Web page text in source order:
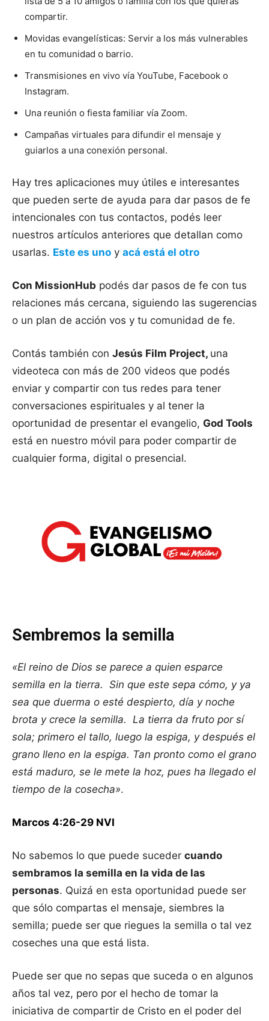
compartir.
Movidas evangelísticas: Servir a los más vulnerables
en tu comunidad o barrio.
Transmisiones en vivo vía YouTube, Facebook o
Instagram.
Una reunión o fiesta familiar vía Zoom.
Campañas virtuales para difundir el mensaje y
guiarlos a una conexión personal.
Hay tres aplicaciones muy útiles e interesantes
que pueden serte de ayuda para dar pasos de fe
intencionales con tus contactos, podés leer
nuestros artículos anteriores que detallan como
usarlas. Este es uno y acá está el otro
Con MissionHub podés dar pasos de fe con tus
relaciones más cercana, siguiendo las sugerencias
o un plan de acción vos y tu comunidad de fe.
Contás también con Jesús Film Project, una
videoteca con más de 200 videos que podés
enviar y compartir con tus redes para tener
conversaciones espirituales y al tener la
oportunidad de presentar el evangelio, God Tools
está en nuestro móvil para poder compartir de
cualquier forma, digital o presencial.
Sembremos la semilla
«El reino de Dios se parece a quien esparce
semilla en la tierra. Sin que este sepa cómo, y ya
sea que duerma o esté despierto, día y noche
brota y crece la semilla. La tierra da fruto por sí
sola; primero el tallo, luego la espiga, y después el
grano lleno en la espiga. Tan pronto como el grano
está maduro, se le mete la hoz, pues ha llegado el
tiempo de la cosecha».
Marcos 4:26-‬29 NVI
No sabemos lo que puede suceder cuando
sembramos la semilla en la vida de las
personas. Quizá en esta oportunidad puede ser
que sólo compartas el mensaje, siembres la
semilla; puede ser que riegues la semilla o tal vez
coseches una que está lista.
Puede ser que no sepas que suceda o en algunos
años tal vez, pero por el hecho de tomar la
iniciativa de compartir de Cristo en el poder del